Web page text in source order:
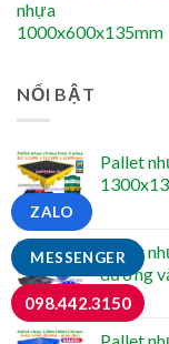
NỔI BẬT
Pallet
Pallet
dương
MESSENGER
ZALO
098.442.3150